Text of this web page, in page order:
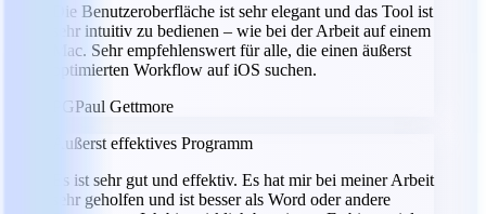
Die Benutzeroberfläche ist sehr elegant und das Tool ist
sehr intuitiv zu bedienen – wie bei der Arbeit auf einem
Mac. Sehr empfehlenswert für alle, die einen äußerst
optimierten Workflow auf iOS suchen.
PGPaul Gettmore
Äußerst effektives Programm
Es ist sehr gut und effektiv. Es hat mir bei meiner Arbeit
sehr geholfen und ist besser als Word oder andere